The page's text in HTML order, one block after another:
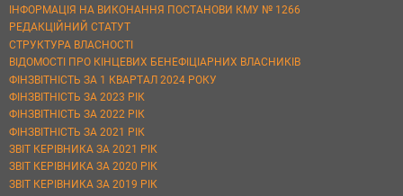
ІНФОРМАЦІЯ НА ВИКОНАННЯ ПОСТАНОВИ КМУ № 1266
РЕДАКЦІЙНИЙ СТАТУТ
СТРУКТУРА ВЛАСНОСТІ
ВІДОМОСТІ ПРО КІНЦЕВИХ БЕНЕФІЦІАРНИХ ВЛАСНИКІВ
ФІНЗВІТНІСТЬ ЗА 1 КВАРТАЛ 2024 РОКУ
ФІНЗВІТНІСТЬ ЗА 2023 РІК
ФІНЗВІТНІСТЬ ЗА 2022 РІК
ФІНЗВІТНІСТЬ ЗА 2021 РІК
ЗВІТ КЕРІВНИКА ЗА 2021 РІК
ЗВІТ КЕРІВНИКА ЗА 2020 РІК
ЗВІТ КЕРІВНИКА ЗА 2019 РІК